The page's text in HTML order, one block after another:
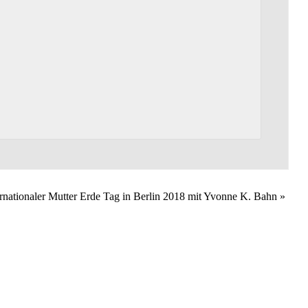
Mutter Erde Tag in Berlin 2018 mit Yvonne K. Bahn »